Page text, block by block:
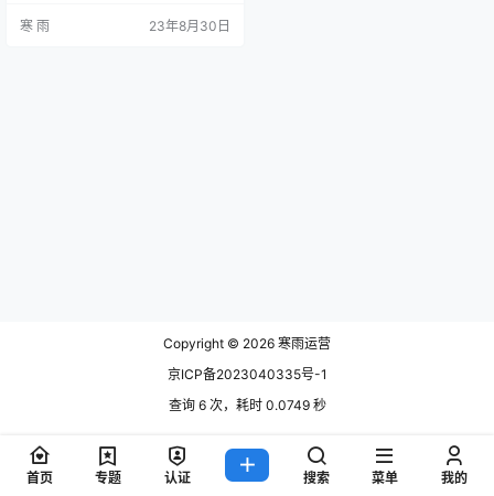
而，由于竞争激烈，如何优化和利
寒 雨 23年8月30日
Copyright © 2026 寒雨运营
京ICP备2023040335号-1
查询 6 次，耗时 0.0749 秒
首页 专题 认证 搜索 菜单 我的